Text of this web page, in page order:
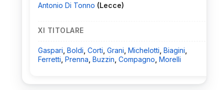
Antonio Di Tonno (Lecce)
XI TITOLARE
Gaspari Boldi Corti Grani Michelotti Biagini
Ferretti Prenna Buzzin Compagno Morelli